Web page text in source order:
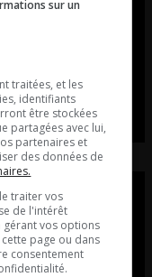
sur un
traitées, et les
identifiants
être stockées
partagées avec lui,
partenaires et
des données de
traiter vos
de l'intérêt
gérant vos options
page ou dans
consentement